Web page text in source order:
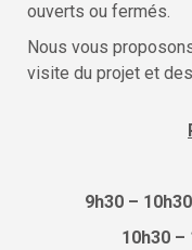
ouverts ou fermés.
Nous vous
visite du projet et
9h30 –
10h30